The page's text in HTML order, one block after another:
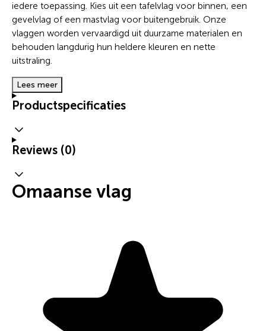
iedere toepassing. Kies uit een tafelvlag voor binnen, een
gevelvlag of een mastvlag voor buitengebruik. Onze
vlaggen worden vervaardigd uit duurzame materialen en
behouden langdurig hun heldere kleuren en nette
uitstraling.
Lees meer
Productspecificaties
Reviews (0)
Omaanse vlag